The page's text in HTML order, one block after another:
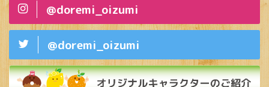
@doremi_oizumi
@doremi_oizumi